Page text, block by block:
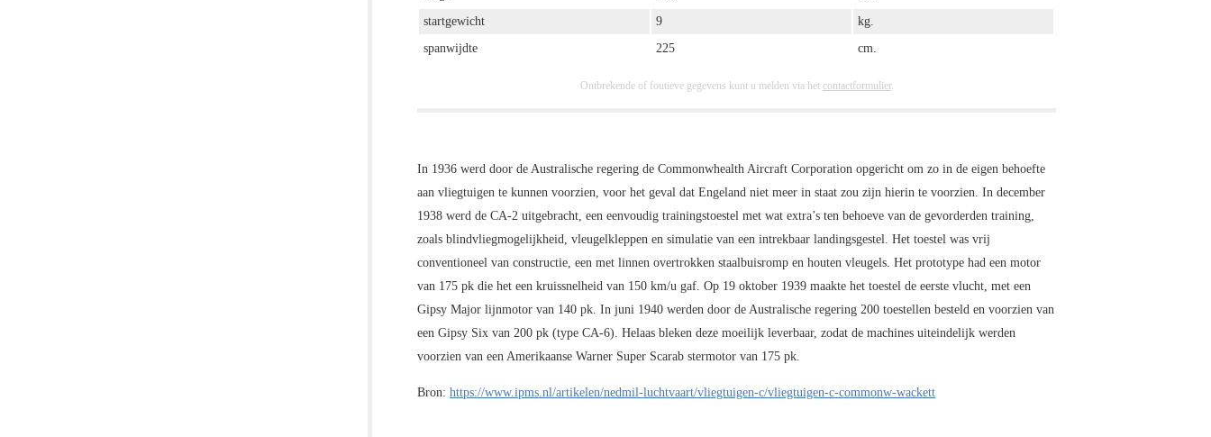
startgewicht
9
kg.
spanwijdte
225 cm.
Ontbrekende of foutieve gegevens kunt u melden via het contactformulier.
In 1936 werd door de Australische regering de Commonwhealth Aircraft Corporation opgericht om zo in de eigen behoefte
aan vliegtuigen te kunnen voorzien, voor het geval dat Engeland niet meer in staat zou zijn hierin te voorzien. In december
1938 werd de CA-2 uitgebracht, een eenvoudig trainingstoestel met wat extra’s ten behoeve van de gevorderden training,
zoals blindvliegmogelijkheid, vleugelkleppen en simulatie van een intrekbaar landingsgestel. Het toestel was vrij
conventioneel van constructie, een met linnen overtrokken staalbuisromp en houten vleugels. Het prototype had een motor
van 175 pk die het een kruissnelheid van 150 km/u gaf. Op 19 oktober 1939 maakte het toestel de eerste vlucht, met een
Gipsy Major lijnmotor van 140 pk. In juni 1940 werden door de Australische regering 200 toestellen besteld en voorzien van
een Gipsy Six van 200 pk (type CA-6). Helaas bleken deze moeilijk leverbaar, zodat de machines uiteindelijk werden
voorzien van een Amerikaanse Warner Super Scarab stermotor van 175 pk.
Bron:https://www.ipms.nl/artikelen/nedmil-luchtvaart/vliegtuigen-c/vliegtuigen-c-commonw-wackett